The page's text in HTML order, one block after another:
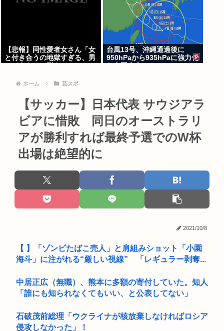
【悲報】同性愛者女さん「女
と付き合うの地獄すぎる、男
と話題に
台風13号、沖縄通過後に
950hPaから935hPaに強力化
ホーム 芸スポ
【サッカー】日本代表 サウジアラ
ビアに惜敗 同日のオーストラリ
アが勝利すれば最終予選でのW杯
出場は絶望的に
2021/10/8
【 】「ゾンビたばこ売人」と肩組みショット「小園
海斗」に注がれる“厳しい視線” 「レギュラー剥奪...
中居正広（無職）、熊本に多額の寄付していた。知人
「誰にも知られなくてもいい、と公表してない」
石破茂前総理「ウクライナが核放棄しなければロシア
侵攻しなかった」！